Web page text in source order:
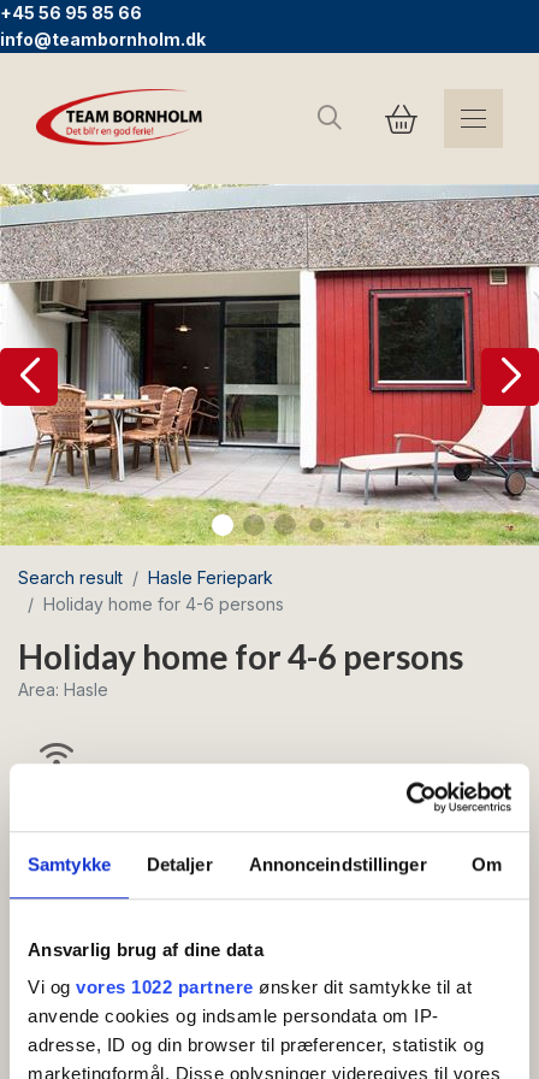
Samtykke Detaljer Annonceindstillinger Om
Ansvarlig brug af dine data
Vi og vores 1022 partnere ønsker dit samtykke til at
anvende cookies og indsamle persondata om IP-
adresse, ID og din browser til præferencer, statistik og
marketingformål. Disse oplysninger videregives til vores
+45 56 95 85 66
info@teambornholm.dk
Search
Search result
Hasle Feriepark
Holiday home for 4-6 persons
Holiday home for 4-6 persons
Area: Hasle
terrace, suitable for 4–6 persons.
two bedrooms each with two beds, bathroom with
shower and toilet, combined living and dining area with
TV and a sofa bed for two persons.
The kitchen is well equipped and includes, among